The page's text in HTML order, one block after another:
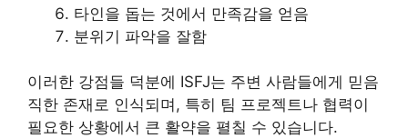
타인을 돕는 것에서 만족감을 얻음
분위기 파악을 잘함
이러한 강점들 덕분에 ISFJ는 주변 사람들에게 믿음
직한 존재로 인식되며, 특히 팀 프로젝트나 협력이
필요한 상황에서 큰 활약을 펼칠 수 있습니다.